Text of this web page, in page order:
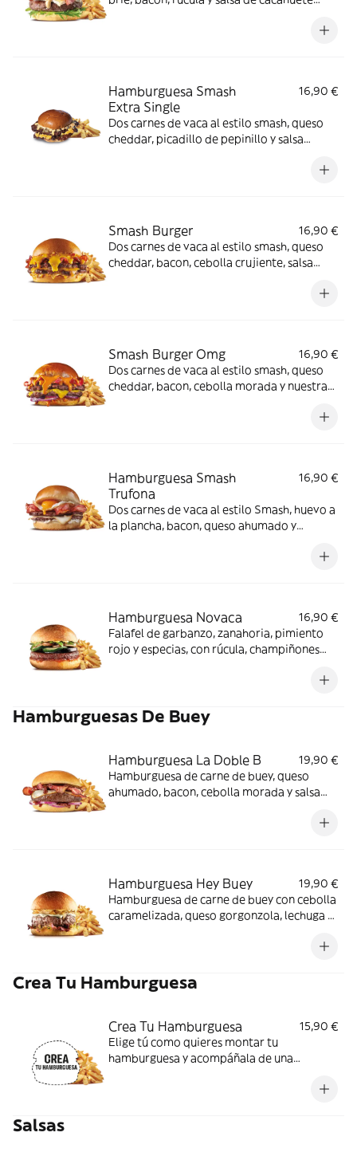
Hamburguesa Smash
Extra Single
16,90 €
Dos carnes de vaca al estilo smash, queso
cheddar, picadillo de pepinillo y salsa
Smash Burger
16,90 €
Dos carnes de vaca al estilo smash, queso
cheddar, bacon, cebolla crujiente, salsa
Smash Burger Omg
16,90 €
Dos carnes de vaca al estilo smash, queso
cheddar, bacon, cebolla morada y nuestra
Hamburguesa Smash
Trufona
16,90 €
Dos carnes de vaca al estilo Smash, huevo a
la plancha, bacon, queso ahumado y
Hamburguesa Novaca
16,90 €
Falafel de garbanzo, zanahoria, pimiento
rojo y especias, con rúcula, champiñones
salsa de alioli ajos asados, acompañada de
Hamburguesas De Buey
Hamburguesa La Doble B
19,90 €
Hamburguesa de carne de buey, queso
ahumado, bacon, cebolla morada y salsa
Hamburguesa Hey Buey
19,90 €
Hamburguesa de carne de buey con cebolla
caramelizada, queso gorgonzola, lechuga y
Crea Tu Hamburguesa
Crea Tu Hamburguesa
15,90 €
Elige tú como quieres montar tu
hamburguesa y acompáñala de una
Salsas